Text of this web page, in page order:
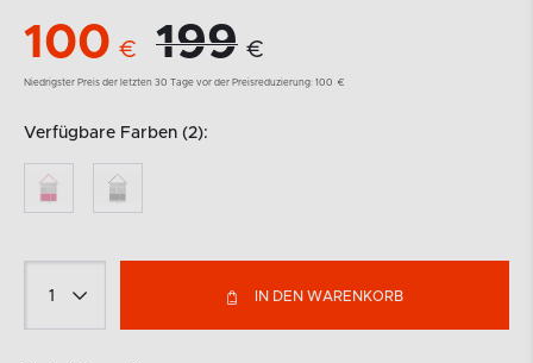
100 € 199 €
Niedrigster Preis der letzten 30 Tage vor der Preisreduzierung: 100 €
Verfügbare Farben (2):
IN DEN WARENKORB